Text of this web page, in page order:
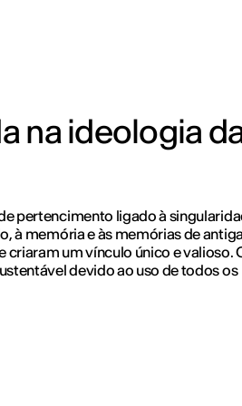
na ideologia
pertencimento ligado à
à memória e às memórias de
um vínculo único e valioso.
devido ao uso de todos os